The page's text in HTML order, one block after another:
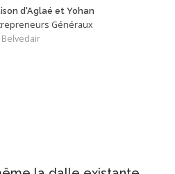
d'Aglaé et Yohan
Généraux
Belvedair